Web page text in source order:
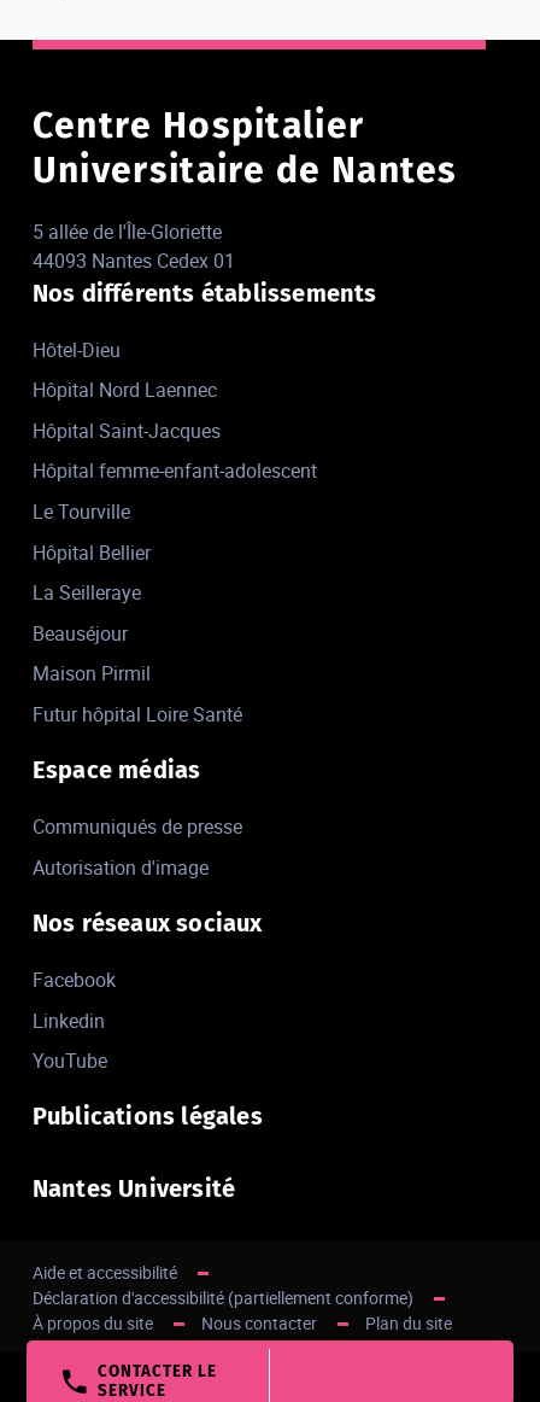
CONTACTER LE
SERVICE
Centre Hospitalier
Universitaire de Nantes
5 allée de l'Île-Gloriette
44093 Nantes Cedex 01
Nos différents établissements
Hôtel-Dieu
Hôpital Nord Laennec
Hôpital Saint-Jacques
Hôpital femme-enfant-adolescent
Le Tourville
Hôpital Bellier
La Seilleraye
Beauséjour
Maison Pirmil
Futur hôpital Loire Santé
Espace médias
Communiqués de presse
Autorisation d'image
Nos réseaux sociaux
Facebook
Linkedin
YouTube
Publications légales
Nantes Université
Aide et accessibilité
Déclaration d'accessibilité (partiellement conforme)
À propos du site
Nous contacter Plan du site